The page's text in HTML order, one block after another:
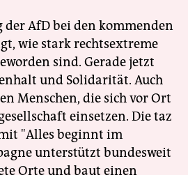
der AfD bei den kommenden
wie stark rechtsextreme
sind. Gerade jetzt
und Solidarität. Auch
Menschen, die sich vor Ort
einsetzen. Die taz
"Alles beginnt im
unterstützt bundesweit
Orte und baut einen